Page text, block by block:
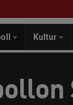
Kultur